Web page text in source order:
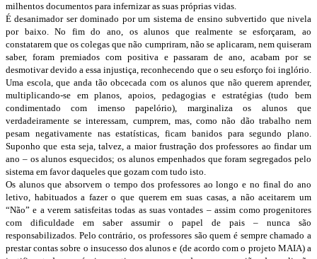
milhentos documentos para infernizar as suas próprias vidas.
É desanimador ser dominado por um sistema de ensino subvertido que nivela
por baixo. No fim do ano, os alunos que realmente se esforçaram, ao
constatarem que os colegas que não cumpriram, não se aplicaram, nem quiseram
saber, foram premiados com positiva e passaram de ano, acabam por se
desmotivar devido a essa injustiça, reconhecendo que o seu esforço foi inglório.
Uma escola, que anda tão obcecada com os alunos que não querem aprender,
multiplicando-se em planos, apoios, pedagogias e estratégias (tudo bem
condimentado com imenso papelório), marginaliza os alunos que
verdadeiramente se interessam, cumprem, mas, como não dão trabalho nem
pesam negativamente nas estatísticas, ficam banidos para segundo plano.
Suponho que esta seja, talvez, a maior frustração dos professores ao findar um
ano – os alunos esquecidos; os alunos empenhados que foram segregados pelo
sistema em favor daqueles que gozam com tudo isto.
Os alunos que absorvem o tempo dos professores ao longo e no final do ano
letivo, habituados a fazer o que querem em suas casas, a não aceitarem um
“Não” e a verem satisfeitas todas as suas vontades – assim como progenitores
com dificuldade em saber assumir o papel de pais – nunca são
responsabilizados. Pelo contrário, os professores são quem é sempre chamado a
prestar contas sobre o insucesso dos alunos e (de acordo com o projeto MAIA) a